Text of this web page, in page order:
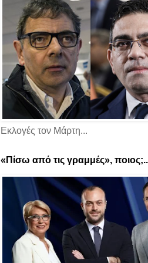
Εκλογές τον Μάρτη...
«Πίσω από τις γραμμές»,